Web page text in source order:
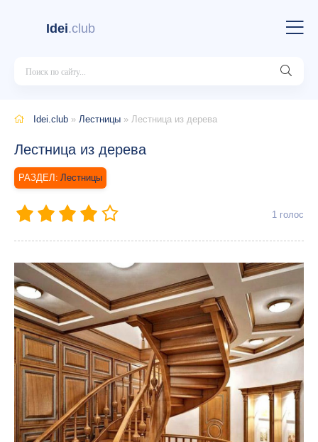
Idei.club
Idei.club » Лестницы » Лестница из дерева
Лестница из дерева
Лестницы
1 голос